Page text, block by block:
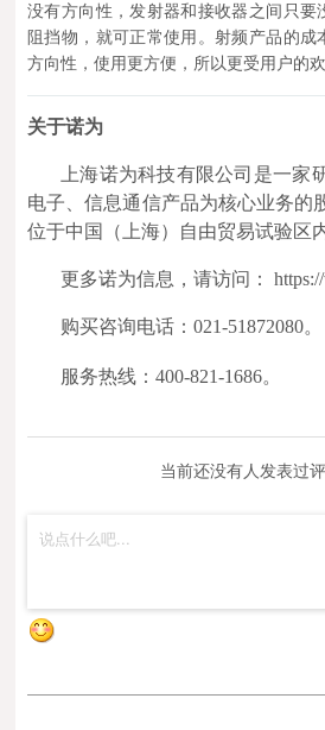
没有方向性，发射器和接收器之间只要
阻挡物，就可正常使用。射频产品的成
方向性，使用更方便，所以更受用户的欢
关于诺为
上海诺为科技有限公司是一家
电子、信息通信产品为核心业务的
位于中国（上海）自由贸易试验区内
更多诺为信息，请访问：
购买咨询电话：021-51872080。
服务热线：400-821-1686。
当前还没有人发表过